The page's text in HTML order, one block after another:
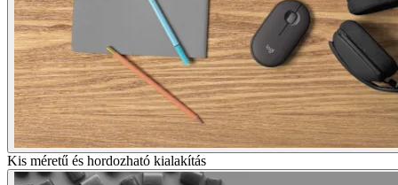
Kis méretű és hordozható kialakítás